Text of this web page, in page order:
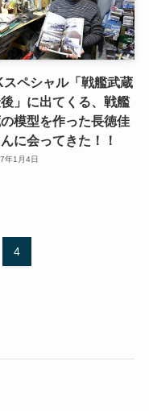
スペシャル「戦艦武蔵
」に出てくる、戦艦
模型を作った長徳佳
に会ってきた！！
年1月4日
4